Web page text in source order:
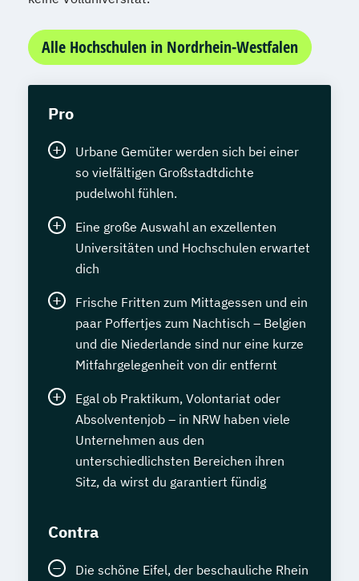
Alle Hochschulen in Nordrhein-Westfalen
Pro
Urbane Gemüter werden sich bei einer
so vielfältigen Großstadtdichte
pudelwohl fühlen.
Eine große Auswahl an exzellenten
Universitäten und Hochschulen erwartet
dich
Frische Fritten zum Mittagessen und ein
paar Poffertjes zum Nachtisch – Belgien
und die Niederlande sind nur eine kurze
Mitfahrgelegenheit von dir entfernt
Egal ob Praktikum, Volontariat oder
Absolventenjob – in NRW haben viele
Unternehmen aus den
unterschiedlichsten Bereichen ihren
Sitz, da wirst du garantiert fündig
Contra
Die schöne Eifel, der beschauliche Rhein